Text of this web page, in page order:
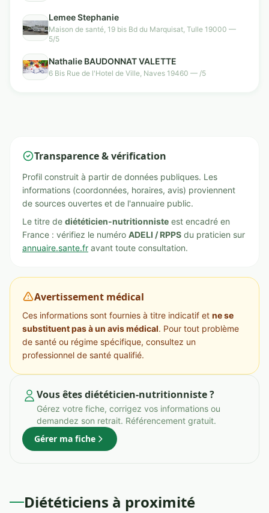
Lemee Stephanie
Maison de santé, 19 bis Bd du Marquisat, Tulle 19000 —
5/5
Nathalie BAUDONNAT VALETTE
6 Bis Rue de l'Hotel de Ville, Naves 19460 — /5
Transparence & vérification
Profil construit à partir de données publiques. Les
informations (coordonnées, horaires, avis) proviennent
de sources ouvertes et de l'annuaire public.
Le titre de diététicien-nutritionniste est encadré en
France : vérifiez le numéro ADELI / RPPS du praticien sur
annuaire.sante.fr avant toute consultation.
Avertissement médical
Ces informations sont fournies à titre indicatif et ne se
substituent pas à un avis médical. Pour tout problème
de santé ou régime spécifique, consultez un
professionnel de santé qualifié.
Vous êtes diététicien-nutritionniste ?
Gérez votre fiche, corrigez vos informations ou
demandez son retrait. Référencement gratuit.
Gérer ma fiche
Diététiciens à proximité